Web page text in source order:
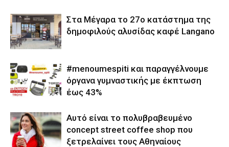
Στα Μέγαρα το 27ο κατάστημα της
δημοφιλούς αλυσίδας καφέ Langano
#menoumespiti και παραγγέλνουμε
όργανα γυμναστικής με έκπτωση
έως 43%
Αυτό είναι το πολυβραβευμένο
concept street coffee shop που
ξετρελαίνει τους Αθηναίους